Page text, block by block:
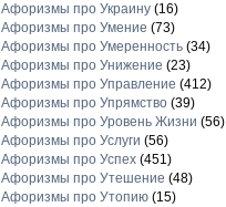
Афоризмы про Украину(16)
Афоризмы про Умение (73)
Афоризмы про Умеренность(34)
Афоризмы про Унижение (23)
Афоризмы про Управление (412)
Афоризмы про Упрямство(39)
Афоризмы про Уровень Жизни (56)
Афоризмы про Услуги (56)
Афоризмы про Успех(451)
Афоризмы про Утешение (48)
Афоризмы про Утопию(15)